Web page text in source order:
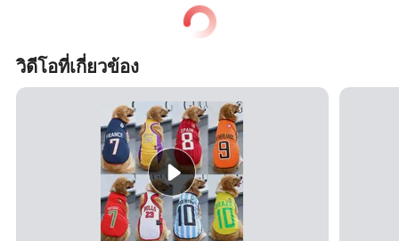
5 ชิ้นสำหรับผลิตภัณฑ์ในสต็อก 200 ชิ้น
ต่อสีต่อการออกแบบสำหรับผลิตภัณฑ์ที่ปรับแต่งได้ตาม
ต้องการ
เงื่อนไขการชำระเงิน ------- 5เงื่อนไขการชำระเงินรวมถึง
T/T, L/C, Western Union, PayPal เป็นไปตามที่คุณต้องการ
วิดีโอที่เกี่ยวข้อง